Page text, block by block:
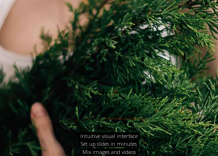
Intuitive visual interface
Set up slides in minutes
Mix images and videos